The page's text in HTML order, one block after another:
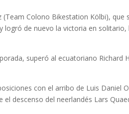
Colono Bikestation Kölbi),
de nuevo la victoria en
superó al ecuatoriano Richard
con el arribo de Luis Daniel
descenso del neerlandés Lars